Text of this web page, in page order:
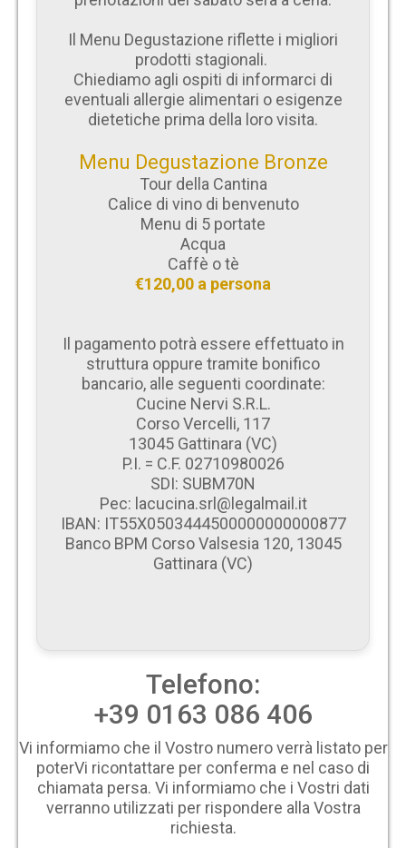
Il Menu Degustazione riflette i migliori
prodotti stagionali.
Chiediamo agli ospiti di informarci di
eventuali allergie alimentari o esigenze
dietetiche prima della loro visita.
Menu Degustazione Bronze
Tour della Cantina
Calice di vino di benvenuto
Menu di 5 portate
Acqua
Caffè o tè
€120,00 a persona
Il pagamento potrà essere effettuato in
struttura oppure tramite bonifico
bancario, alle seguenti coordinate:
Cucine Nervi S.R.L.
Corso Vercelli, 117
13045 Gattinara (VC)
P.I. = C.F. 02710980026
SDI: SUBM70N
Pec: lacucina.srl@legalmail.it
IBAN: IT55X0503444500000000000877
Banco BPM Corso Valsesia 120, 13045
Gattinara (VC)
Telefono:
+39 0163 086 406
Vi informiamo che il Vostro numero verrà listato per
poterVi ricontattare per conferma e nel caso di
chiamata persa. Vi informiamo che i Vostri dati
verranno utilizzati per rispondere alla Vostra
richiesta.